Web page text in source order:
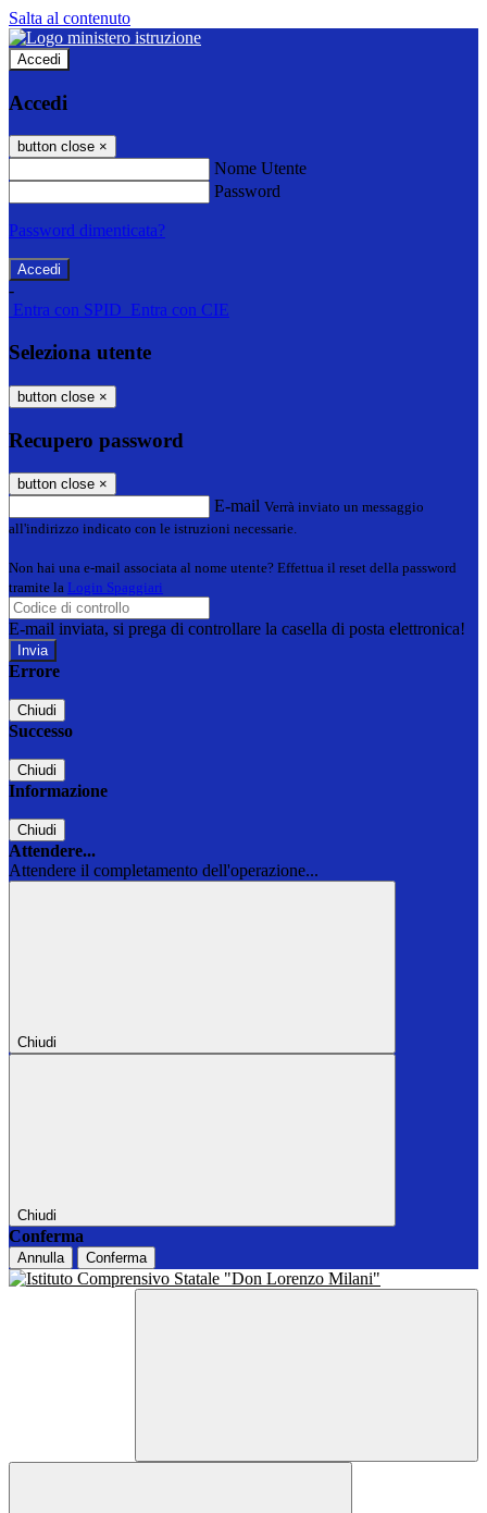
Salta al contenuto
Accedi
Accedi
button close ×
Nome Utente
Password
Password dimenticata?
-
Entra con SPID Entra con CIE
Seleziona utente
button close ×
Recupero password
button close ×
E-mail Verrà inviato un messaggio
all'indirizzo indicato con le istruzioni necessarie.
Non hai una e-mail associata al nome utente? Effettua il reset della password
tramite la Login Spaggiari
E-mail inviata, si prega di controllare la casella di posta elettronica!
Errore
Chiudi
Successo
Chiudi
Informazione
Chiudi
Attendere...
Attendere il completamento dell'operazione...
Chiudi
Chiudi
Conferma
Annulla Conferma